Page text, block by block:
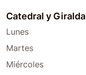
Catedral y Giralda
Lunes
Martes
Miércoles